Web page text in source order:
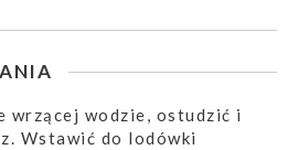
wrzącej wodzie, ostudzić i
Wstawić do lodówki